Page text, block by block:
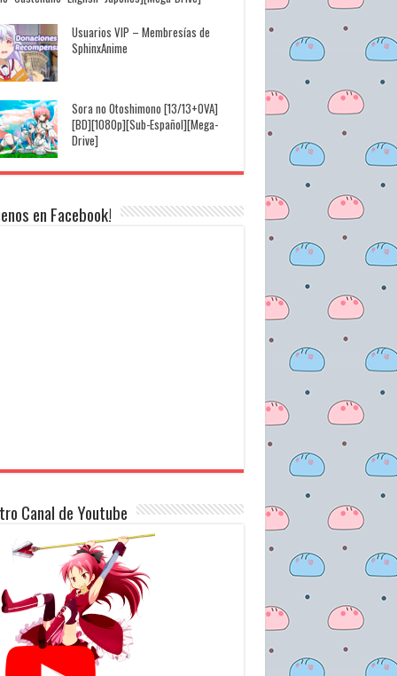
Usuarios VIP – Membresías de
SphinxAnime
Sora no Otoshimono [13/13+OVA]
[BD][1080p][Sub-Español][Mega-
Drive]
en Facebook!
Canal de Youtube